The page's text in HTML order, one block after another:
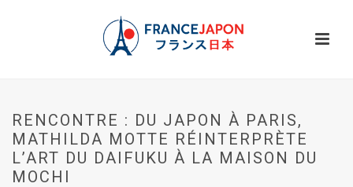
RENCONTRE : DU JAPON À PARIS,
MATHILDA MOTTE RÉINTERPRÈTE
L’ART DU DAIFUKU À LA MAISON DU
MOCHI